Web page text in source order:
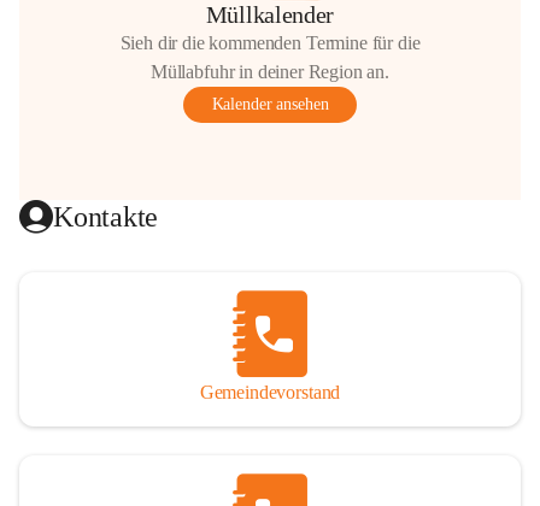
Müllkalender
Sieh dir die kommenden Termine für die
Müllabfuhr in deiner Region an.
Kalender ansehen
Kontakte
Gemeindevorstand